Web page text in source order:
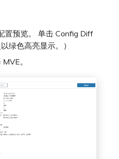
置预览。 单击 Config Diff
绿色高亮显示。）
。